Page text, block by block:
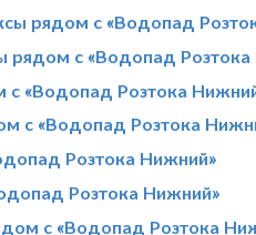
рядом с «Водопад
рядом с «Водопад
с «Водопад Розтока
с «Водопад Розтока
Розтока Нижний»
Розтока Нижний»
с «Водопад Розтока